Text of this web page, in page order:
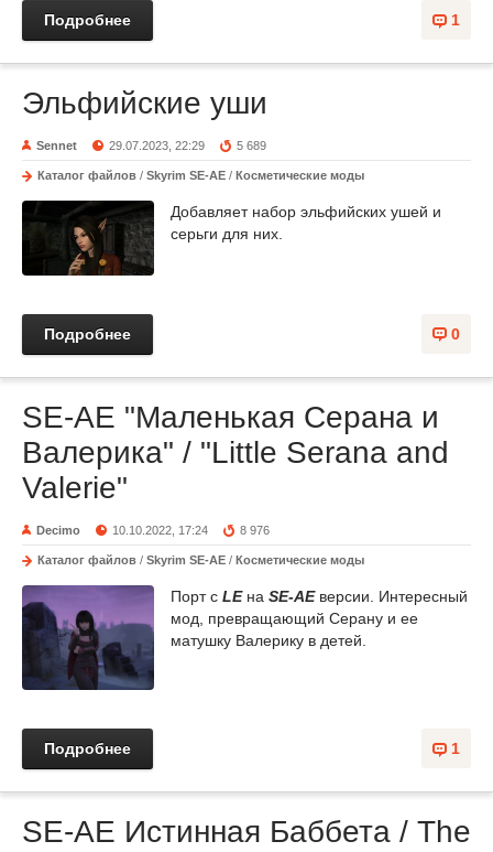
1
Подробнее
Эльфийские уши
Sennet 29.07.2023, 22:29 5 689
Каталог файлов / Skyrim SE-AE / Косметические моды
Добавляет набор эльфийских ушей и
серьги для них.
0
Подробнее
SE-AE "Маленькая Серана и
Валерика" / "Little Serana and
Valerie"
Decimo 10.10.2022, 17:24 8 976
Каталог файлов / Skyrim SE-AE / Косметические моды
Порт с LE на SE-AEверсии. Интересный
мод, превращающий Серану и ее
матушку Валерику в детей.
1
Подробнее
SE-AE Истинная Баббета / The